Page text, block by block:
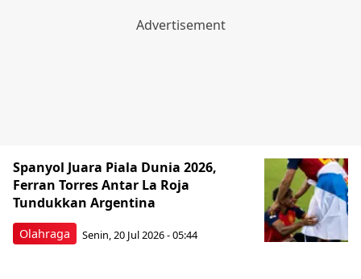
Olahraga
Spanyol Juara Piala Dunia 2026,
Ferran Torres Antar La Roja
Tundukkan Argentina
Senin, 20 Jul 2026 - 05:44